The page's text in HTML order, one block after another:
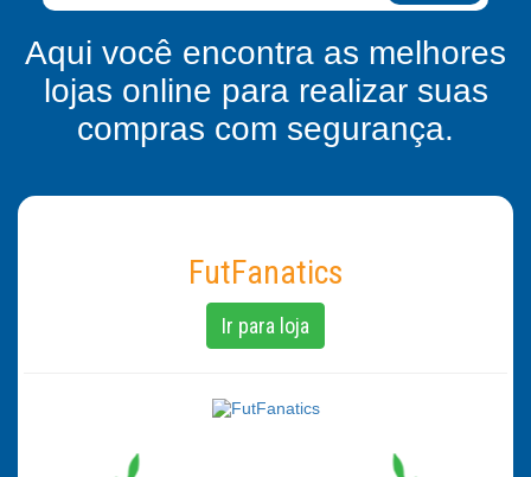
Aqui você encontra as melhores
lojas online para realizar suas
compras com segurança.
FutFanatics
Ir para loja